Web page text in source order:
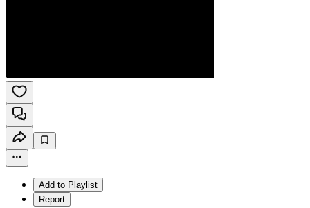
Add to Playlist
Report